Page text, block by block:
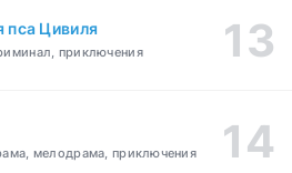
пса Цивиля
приключения
мелодрама, приключения